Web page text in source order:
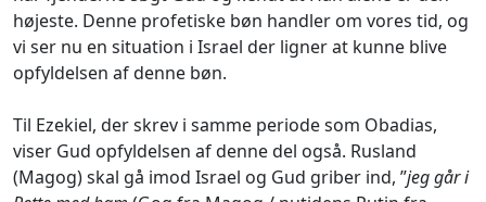
højeste. Denne profetiske bøn handler om vores tid, og
vi ser nu en situation i Israel der ligner at kunne blive
opfyldelsen af denne bøn.
Til Ezekiel, der skrev i samme periode som Obadias,
viser Gud opfyldelsen af denne del også. Rusland
(Magog) skal gå imod Israel og Gud griber ind, ”jeg går i